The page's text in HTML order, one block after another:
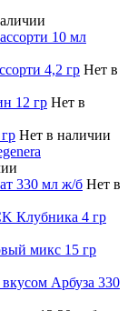
10 мл
4,2 гр Нет в
12 гр Нет в
Нет в наличии
330 мл ж/б Нет в
Клубника 4 гр
микс 15 гр
Арбуза 330